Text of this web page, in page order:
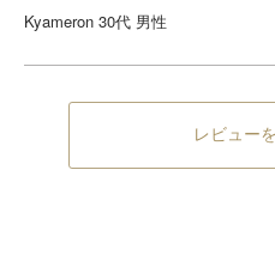
Kyameron 30代 男性
レビュー